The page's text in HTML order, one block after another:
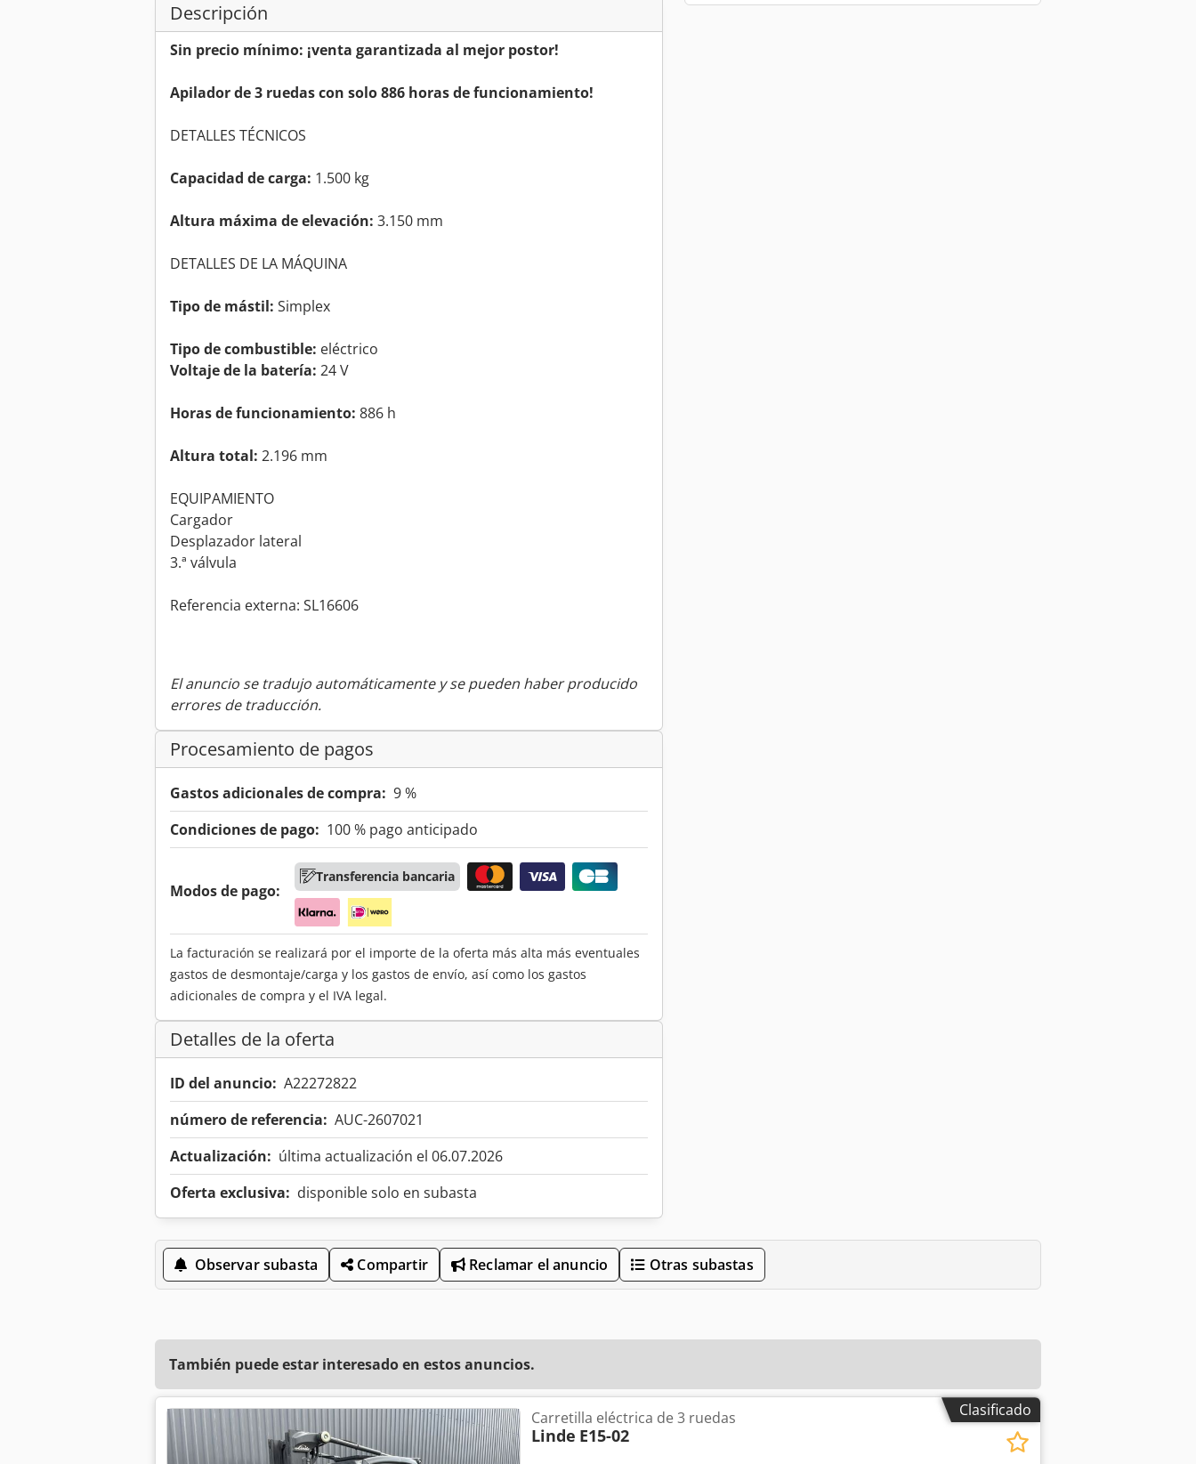
Descripción
Sin precio mínimo: ¡venta garantizada al mejor postor!
Apilador de 3 ruedas con solo 886 horas de funcionamiento!
DETALLES TÉCNICOS
Capacidad de carga: 1.500 kg
Altura máxima de elevación: 3.150 mm
DETALLES DE LA MÁQUINA
Tipo de mástil: Simplex
Tipo de combustible: eléctrico
Voltaje de la batería: 24 V
Horas de funcionamiento: 886 h
Altura total: 2.196 mm
EQUIPAMIENTO
Cargador
Desplazador lateral
3.ª válvula
Referencia externa: SL16606
El anuncio se tradujo automáticamente y se pueden haber producido
errores de traducción.
Procesamiento de pagos
Gastos adicionales de compra: 9 %
Condiciones de pago: 100 % pago anticipado
Modos de pago:
Transferencia bancaria
La facturación se realizará por el importe de la oferta más alta más eventuales
gastos de desmontaje/carga y los gastos de envío, así como los gastos
adicionales de compra y el IVA legal.
Detalles de la oferta
ID del anuncio: A22272822
número de referencia: AUC-2607021
Actualización: última actualización el 06.07.2026
Oferta exclusiva: disponible solo en subasta
Observar subasta Compartir Reclamar el anuncio Otras subastas
También puede estar interesado en estos anuncios.
Clasificado
Carretilla eléctrica de 3 ruedas
Linde E15-02